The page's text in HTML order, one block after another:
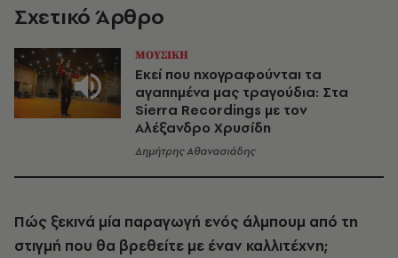
Σχετικό Άρθρο
ΜΟΥΣΙΚΗ
Εκεί που ηχογραφούνται τα
αγαπημένα μας τραγούδια: Στα
Sierra Recordings με τον
Αλέξανδρο Χρυσίδη
Δημήτρης Αθανασιάδης
Πώς ξεκινά μία παραγωγή ενός άλμπουμ από τη
στιγμή που θα βρεθείτε με έναν καλλιτέχνη;